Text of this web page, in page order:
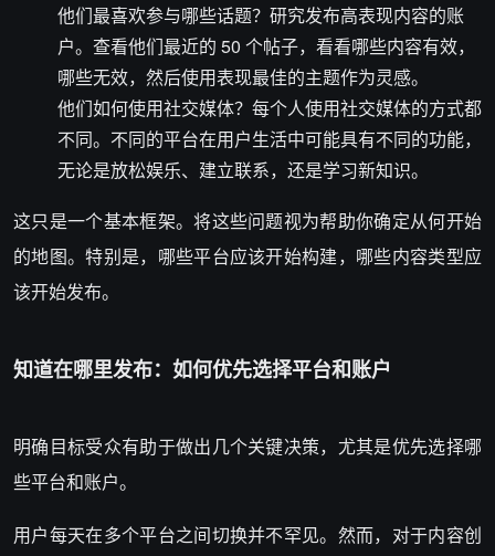
他们最喜欢参与哪些话题？研究发布高表现内容的账
户。查看他们最近的 50 个帖子，看看哪些内容有效，
哪些无效，然后使用表现最佳的主题作为灵感。
他们如何使用社交媒体？每个人使用社交媒体的方式都
不同。不同的平台在用户生活中可能具有不同的功能，
无论是放松娱乐、建立联系，还是学习新知识。
这只是一个基本框架。将这些问题视为帮助你确定从何开始
的地图。特别是，哪些平台应该开始构建，哪些内容类型应
该开始发布。
知道在哪里发布：如何优先选择平台和账户
明确目标受众有助于做出几个关键决策，尤其是优先选择哪
些平台和账户。
用户每天在多个平台之间切换并不罕见。然而，对于内容创